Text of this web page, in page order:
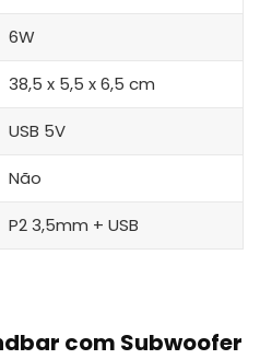
6W
38,5 x 5,5 x 6,5 cm
USB 5V
Não
P2 3,5mm + USB
com Subwoofer